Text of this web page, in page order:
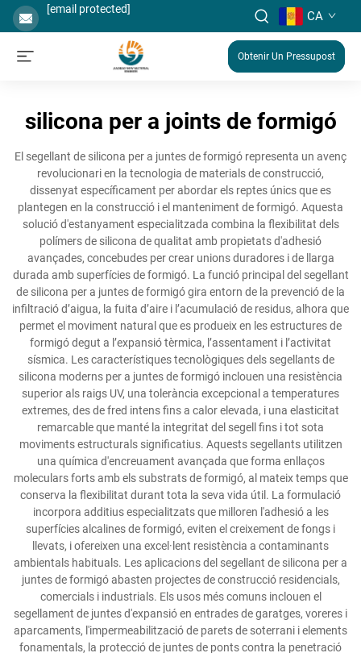
[email protected] CA
Obtenir Un Pressupost
silicona per a joints de formigó
El segellant de silicona per a juntes de formigó representa un avenç
revolucionari en la tecnologia de materials de construcció,
dissenyat específicament per abordar els reptes únics que es
plantegen en la construcció i el manteniment de formigó. Aquesta
solució d'estanyament especialitzada combina la flexibilitat dels
polímers de silicona de qualitat amb propietats d'adhesió
avançades, concebudes per crear unions duradores i de llarga
durada amb superfícies de formigó. La funció principal del segellant
de silicona per a juntes de formigó gira entorn de la prevenció de la
infiltració d’aigua, la fuita d’aire i l’acumulació de residus, alhora que
permet el moviment natural que es produeix en les estructures de
formigó degut a l’expansió tèrmica, l’assentament i l’activitat
sísmica. Les característiques tecnològiques dels segellants de
silicona moderns per a juntes de formigó inclouen una resistència
superior als raigs UV, una tolerància excepcional a temperatures
extremes, des de fred intens fins a calor elevada, i una elasticitat
remarcable que manté la integritat del segell fins i tot sota
moviments estructurals significatius. Aquests segellants utilitzen
una química d'encreuament avançada que forma enllaços
moleculars forts amb els substrats de formigó, al mateix temps que
conserva la flexibilitat durant tota la seva vida útil. La formulació
incorpora additius especialitzats que milloren l'adhesió a les
superfícies alcalines de formigó, eviten el creixement de fongs i
llevats, i ofereixen una excel·lent resistència a contaminants
ambientals habituals. Les aplicacions del segellant de silicona per a
juntes de formigó abasten projectes de construcció residencials,
comercials i industrials. Els usos més comuns inclouen el
segellament de juntes d'expansió en entrades de garatges, voreres i
aparcaments, l'impermeabilització de parets de soterrani i elements
fonamentals, la protecció de juntes de ponts contra la penetració